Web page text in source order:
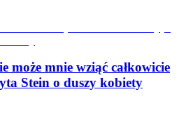
może mnie wziąć całkowicie
Stein o duszy kobiety